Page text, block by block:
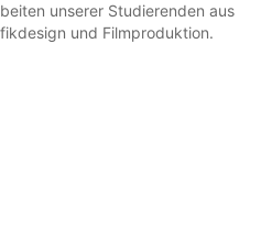
unserer Studierenden aus
und Filmproduktion.